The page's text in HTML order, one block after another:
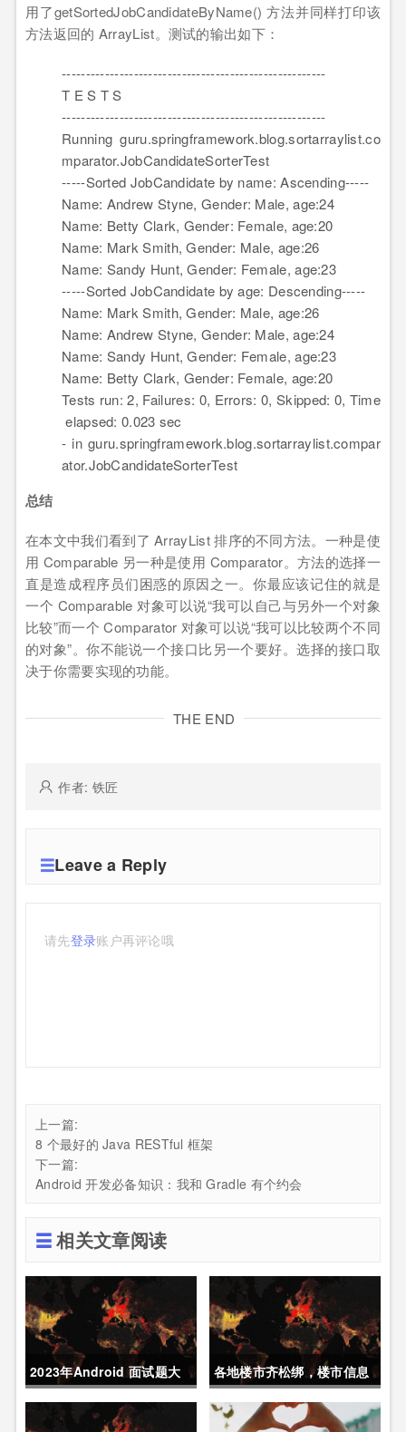
用了getSortedJobCandidateByName() 方法并同样打印该
方法返回的 ArrayList。测试的输出如下：
-------------------------------------------------------
T E S T S
-------------------------------------------------------
Running guru.springframework.blog.sortarraylist.co
mparator.JobCandidateSorterTest
-----Sorted JobCandidate by name: Ascending-----
Name: Andrew Styne, Gender: Male, age:24
Name: Betty Clark, Gender: Female, age:20
Name: Mark Smith, Gender: Male, age:26
Name: Sandy Hunt, Gender: Female, age:23
-----Sorted JobCandidate by age: Descending-----
Name: Mark Smith, Gender: Male, age:26
Name: Andrew Styne, Gender: Male, age:24
Name: Sandy Hunt, Gender: Female, age:23
Name: Betty Clark, Gender: Female, age:20
Tests run:2, Failures: 0, Errors:0, Skipped: 0, Time
elapsed: 0.023 sec
- in guru.springframework.blog.sortarraylist.compar
ator.JobCandidateSorterTest
总结
在本文中我们看到了 ArrayList 排序的不同方法。一种是使
用 Comparable 另一种是使用 Comparator。方法的选择一
直是造成程序员们困惑的原因之一。你最应该记住的就是
一个 Comparable 对象可以说“我可以自己与另外一个对象
比较”而一个 Comparator 对象可以说“我可以比较两个不同
的对象”。你不能说一个接口比另一个要好。选择的接口取
决于你需要实现的功能。
THE END
作者: 铁匠
Leave a Reply
请先登录账户再评论哦
上一篇:
8 个最好的 Java RESTful 框架
下一篇:
Android 开发必备知识：我和 Gradle 有个约会
相关文章阅读
2023年Android 面试题大
全题库
各地楼市齐松绑，楼市信息
实时分析